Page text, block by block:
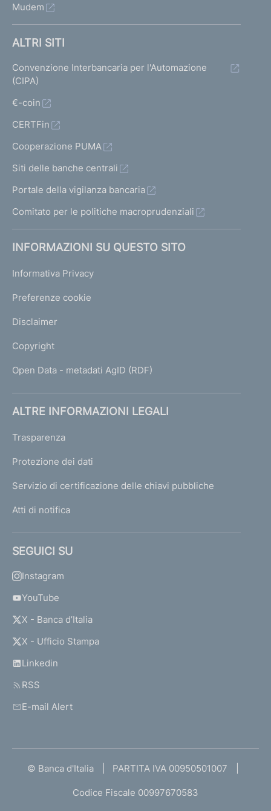
Mudem
ALTRI SITI
Convenzione Interbancaria per l'Automazione
(CIPA)
€-coin
CERTFin
Cooperazione PUMA
Siti delle banche centrali
Portale della vigilanza bancaria
Comitato per le politiche macroprudenziali
INFORMAZIONI SU QUESTO SITO
Informativa Privacy
Preferenze cookie
Disclaimer
Copyright
Open Data - metadati AgID (RDF)
ALTRE INFORMAZIONI LEGALI
Trasparenza
Protezione dei dati
Servizio di certificazione delle chiavi pubbliche
Atti di notifica
SEGUICI SU
Instagram
YouTube
X - Banca d’Italia
X - Ufficio Stampa
Linkedin
RSS
E-mail Alert
© Banca d'Italia PARTITA IVA 00950501007
Codice Fiscale 00997670583